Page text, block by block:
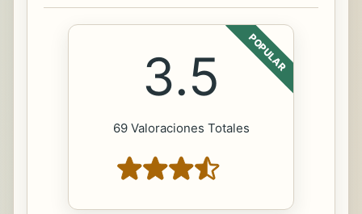
POPULAR
3.5
69 Valoraciones Totales